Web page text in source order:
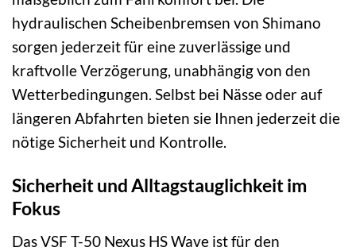
hydraulischen Scheibenbremsen von Shimano
sorgen jederzeit für eine zuverlässige und
kraftvolle Verzögerung, unabhängig von den
Wetterbedingungen. Selbst bei Nässe oder auf
längeren Abfahrten bieten sie Ihnen jederzeit die
nötige Sicherheit und Kontrolle.
Sicherheit und Alltagstauglichkeit im
Fokus
Das VSF T-50 Nexus HS Wave ist für den